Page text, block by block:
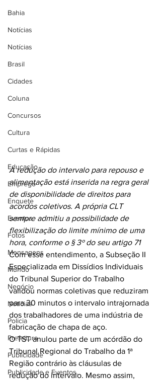
Bahia
Notícias
Notícias
Brasil
Cidades
Coluna
Concursos
Cultura
Curtas e Rápidas
Educação
Emprego
Enquete
Eventos
Fotos
Mensagens
Mundo
Negócio
Noticias
Policia
Prefeitura
Publicidade
Publicidade e Eventos.
A redução do intervalo para repouso e
alimentação está inserida na regra geral
de disponibilidade de direitos para
acordos coletivos. A própria CLT
sempre admitiu a possibilidade de
flexibilização do limite mínimo de uma
hora, conforme o § 3º do seu artigo 71
Com esse entendimento, a Subseção II
Especializada em Dissídios Individuais
do Tribunal Superior do Trabalho
validou normas coletivas que reduziram
para 30 minutos o intervalo intrajornada
dos trabalhadores de uma indústria de
fabricação de chapa de aço.
O TST anulou parte de um acórdão do
Tribunal Regional do Trabalho da 1ª
Região contrário às cláusulas de
redução do intervalo. Mesmo assim,